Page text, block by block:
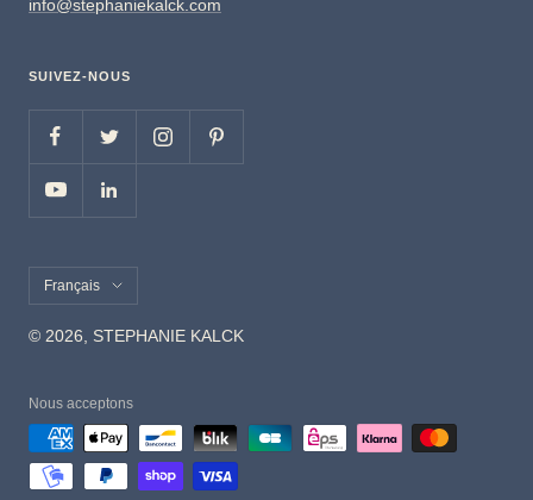
info@stephaniekalck.com
SUIVEZ-NOUS
Langue
Français
© 2026, STEPHANIE KALCK
Nous acceptons